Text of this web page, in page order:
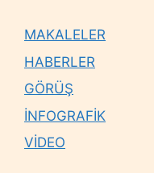
MAKALELER
HABERLER
GÖRÜŞ
İNFOGRAFİK
VİDEO